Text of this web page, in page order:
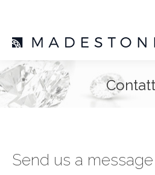
Send us a message